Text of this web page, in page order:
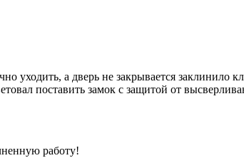
уходить, а дверь не закрывается
поставить замок с защитой от
работу!